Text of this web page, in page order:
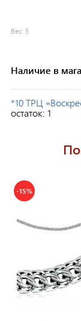
Вес: 5
Наличие в
*10 ТРЦ
остаток: 1
-15%